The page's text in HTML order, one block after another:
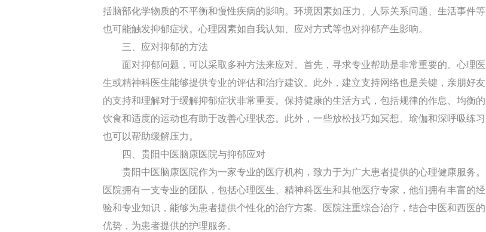
括脑部化学物质的不平衡和慢性疾病的影响。环境因素如压力、人际关系问题、生活事件等
也可能触发抑郁症状。心理因素如自我认知、应对方式等也对抑郁产生影响。
三、应对抑郁的方法
面对抑郁问题，可以采取多种方法来应对。首先，寻求专业帮助是非常重要的。心理医
生或精神科医生能够提供专业的评估和治疗建议。此外，建立支持网络也是关键，亲朋好友
的支持和理解对于缓解抑郁症状非常重要。保持健康的生活方式，包括规律的作息、均衡的
饮食和适度的运动也有助于改善心理状态。此外，一些放松技巧如冥想、瑜伽和深呼吸练习
也可以帮助缓解压力。
四、贵阳中医脑康医院与抑郁应对
贵阳中医脑康医院作为一家专业的医疗机构，致力于为广大患者提供的心理健康服务。
医院拥有一支专业的团队，包括心理医生、精神科医生和其他医疗专家，他们拥有丰富的经
验和专业知识，能够为患者提供个性化的治疗方案。医院注重综合治疗，结合中医和西医的
优势，为患者提供的护理服务。